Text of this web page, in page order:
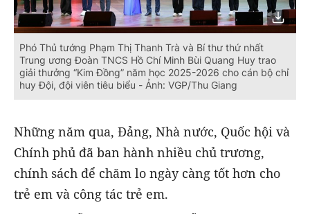
Phó Thủ tướng Phạm Thị Thanh Trà và Bí thư thứ nhất
Trung ương Đoàn TNCS Hồ Chí Minh Bùi Quang Huy trao
giải thưởng “Kim Đồng” năm học 2025-2026 cho cán bộ chỉ
huy Đội, đội viên tiêu biểu - Ảnh: VGP/Thu Giang
Những năm qua, Đảng, Nhà nước, Quốc hội và
Chính phủ đã ban hành nhiều chủ trương,
chính sách để chăm lo ngày càng tốt hơn cho
trẻ em và công tác trẻ em.